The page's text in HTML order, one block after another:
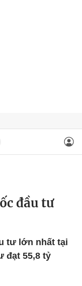
đầu tư
tư lớn nhất tại
đạt 55,8 tỷ